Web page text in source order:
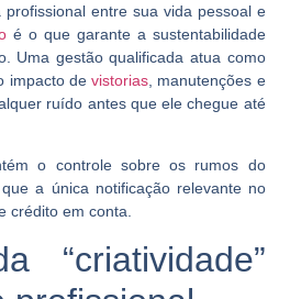
entre sua vida pessoal e
é o que garante a sustentabilidade
Uma gestão qualificada atua como
impacto devistorias , manutenções e
ruído antes que ele chegue até
o controle sobre os rumos do
a única notificação relevante no
crédito em conta.
“criatividade”